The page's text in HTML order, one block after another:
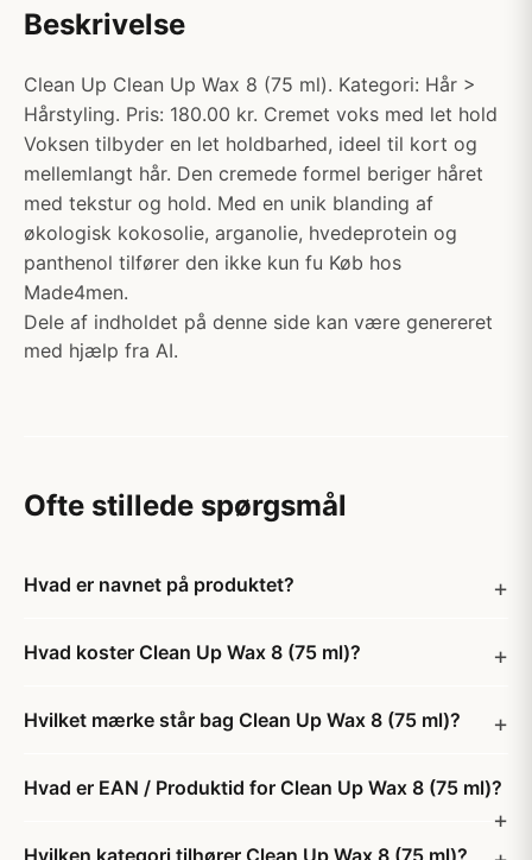
Beskrivelse
Clean Up Clean Up Wax 8 (75 ml). Kategori: Hår >
Hårstyling. Pris: 180.00 kr. Cremet voks med let hold
Voksen tilbyder en let holdbarhed, ideel til kort og
mellemlangt hår. Den cremede formel beriger håret
med tekstur og hold. Med en unik blanding af
økologisk kokosolie, arganolie, hvedeprotein og
panthenol tilfører den ikke kun fu Køb hos
Made4men.
Dele af indholdet på denne side kan være genereret
med hjælp fra AI.
Ofte stillede spørgsmål
Hvad er navnet på produktet?
Hvad koster Clean Up Wax 8 (75 ml)?
Hvilket mærke står bag Clean Up Wax 8 (75 ml)?
Hvad er EAN / Produktid for Clean Up Wax 8 (75 ml)?
Hvilken kategori tilhører Clean Up Wax 8 (75 ml)?